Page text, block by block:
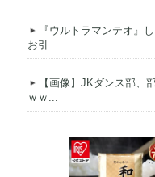
『ウルトラマンテオ』
お引...
【画像】JKダンス部、
ｗｗ...